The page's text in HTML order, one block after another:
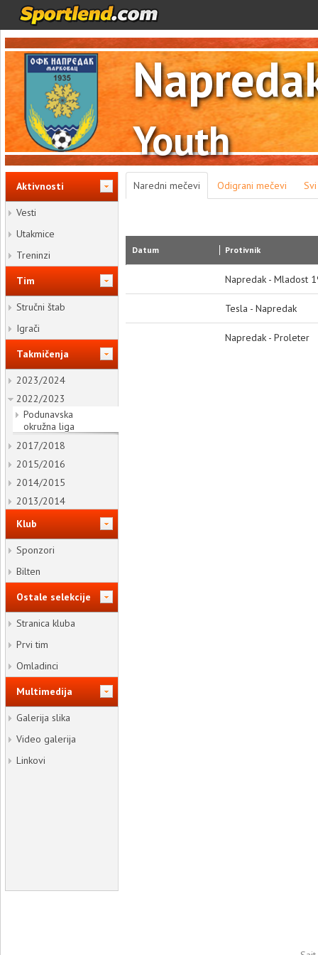
Youth
Aktivnosti
Vesti
Utakmice
Treninzi
Tim
Stručni štab
Igrači
Takmičenja
2023/2024
2022/2023
Podunavska
okružna liga
2017/2018
2015/2016
2014/2015
2013/2014
Klub
Sponzori
Bilten
Ostale selekcije
Stranica kluba
Prvi tim
Omladinci
Multimedija
Galerija slika
Video galerija
Linkovi
Naredni mečevi Odigrani mečevi
Datum Protivnik
Napredak - Mladost
Tesla - Napredak
Napredak - Proleter